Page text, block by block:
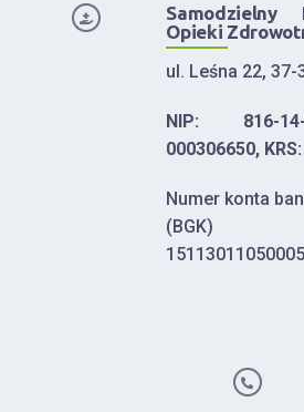
Samodzielny
Opieki
ul. Leśna 22,
NIP: 816-
000306650,
Numer konta
(BGK)